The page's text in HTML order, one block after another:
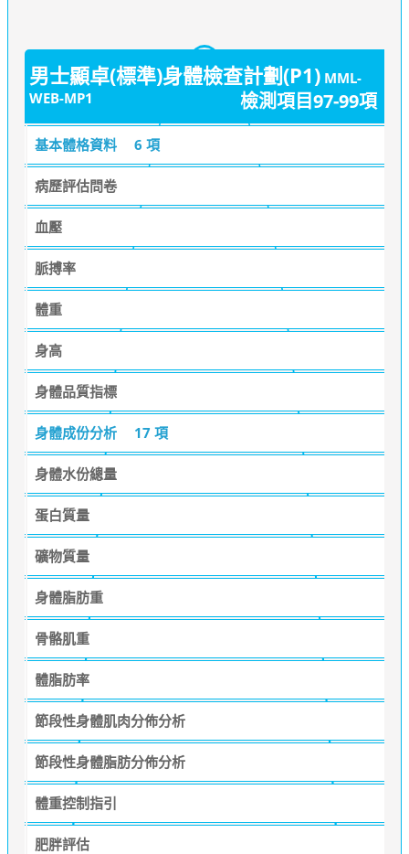
男士顯卓(標準)身體檢查計劃(P1) MML-
WEB-MP1
檢測項目97-99項
基本體格資料 6 項
病歷評估問卷
血壓
脈搏率
體重
身高
身體品質指標
身體成份分析 17 項
身體水份總量
蛋白質量
礦物質量
身體脂肪重
骨骼肌重
體脂肪率
節段性身體肌肉分佈分析
節段性身體脂肪分佈分析
體重控制指引
肥胖評估